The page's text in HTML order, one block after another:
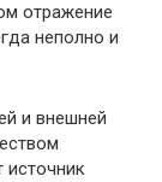
отражение
неполно и
и внешней
источник